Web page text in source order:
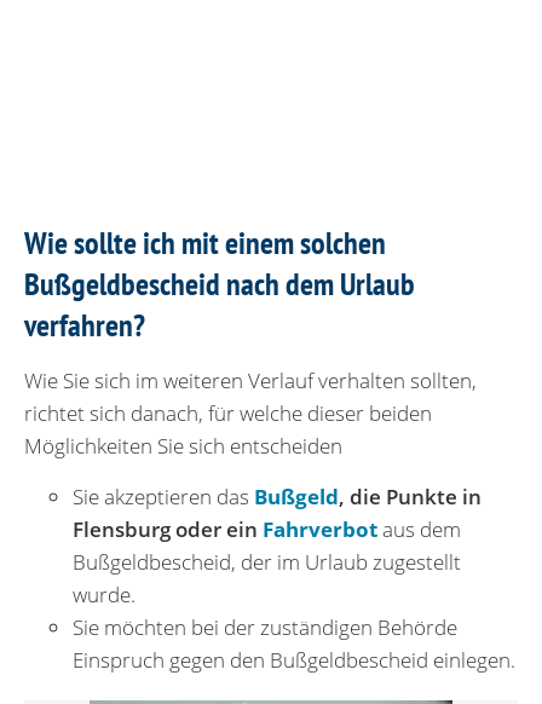
Wie sollte ich mit einem solchen
Bußgeldbescheid nach dem Urlaub
verfahren?
Wie Sie sich im weiteren Verlauf verhalten sollten,
richtet sich danach, für welche dieser beiden
Möglichkeiten Sie sich entscheiden
Sie akzeptieren das Bußgeld, die Punkte in
Flensburg oder ein Fahrverbotaus dem
Bußgeldbescheid, der im Urlaub zugestellt
wurde.
Sie möchten bei der zuständigen Behörde
Einspruch gegen den Bußgeldbescheid einlegen.